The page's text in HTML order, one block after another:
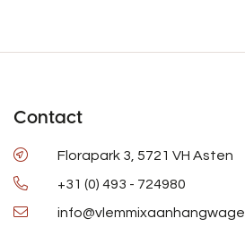
Contact
Florapark 3, 5721 VH Asten
+31 (0) 493 - 724980